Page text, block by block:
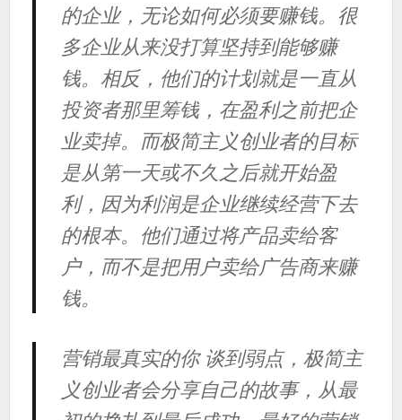
的企业，无论如何必须要赚钱。很
多企业从来没打算坚持到能够赚
钱。相反，他们的计划就是一直从
投资者那里筹钱，在盈利之前把企
业卖掉。而极简主义创业者的目标
是从第一天或不久之后就开始盈
利，因为利润是企业继续经营下去
的根本。他们通过将产品卖给客
户，而不是把用户卖给广告商来赚
钱。
营销最真实的你 谈到弱点，极简主
义创业者会分享自己的故事，从最